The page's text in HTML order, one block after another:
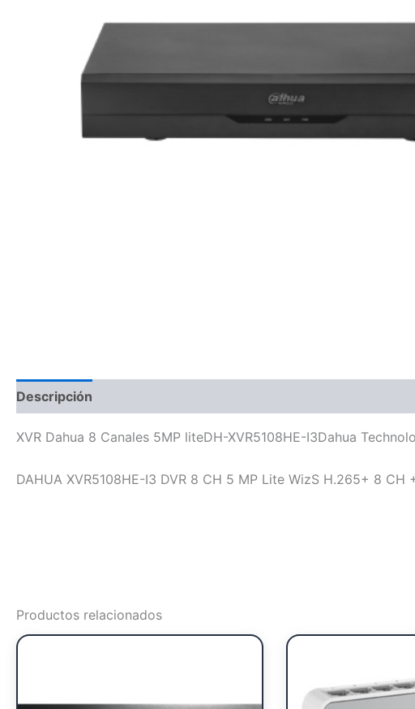
Descripción
XVR Dahua 8 Canales 5MP liteDH-XVR5108HE-I3Dahua
DAHUA XVR5108HE-I3 DVR 8 CH 5 MP Lite WizS H.265+ 8
Productos relacionados